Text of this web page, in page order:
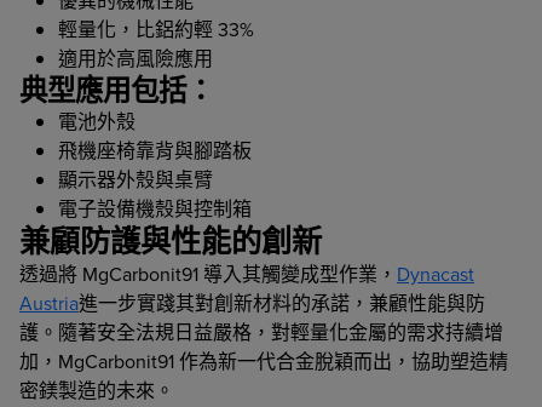
輕量化，比鋁約輕 33%
適用於高風險應用
典型應用包括：
電池外殼
飛機座椅靠背與腳踏板
顯示器外殼與桌臂
電子設備機殼與控制箱
兼顧防護與性能的創新
透過將 MgCarbonit91 導入其觸變成型作業， Dynacast
Austria進一步實踐其對創新材料的承諾，兼顧性能與防
護。隨著安全法規日益嚴格，對輕量化金屬的需求持續增
加，MgCarbonit91 作為新一代合金脫穎而出，協助塑造精
密鎂製造的未來。